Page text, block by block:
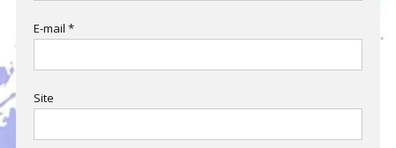
E-mail *
Site